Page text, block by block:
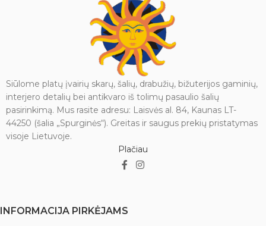
Siūlome platų įvairių skarų, šalių, drabužių, bižuterijos gaminių,
interjero detalių bei antikvaro iš tolimų pasaulio šalių
pasirinkimą. Mus rasite adresu: Laisvės al. 84, Kaunas LT-
44250 (šalia „Spurginės“). Greitas ir saugus prekių pristatymas
visoje Lietuvoje.
Plačiau
INFORMACIJA PIRKĖJAMS